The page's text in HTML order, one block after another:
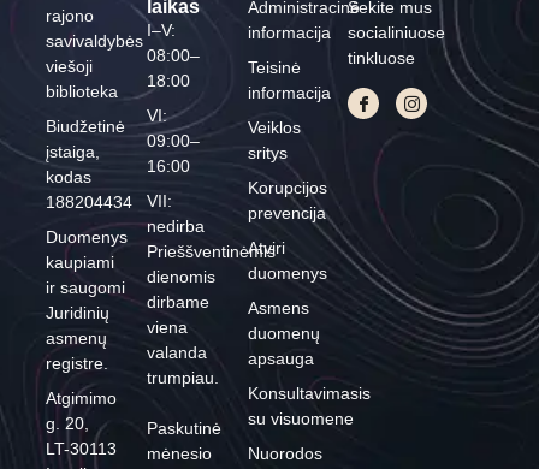
rajono
savivaldybės
viešoji
biblioteka
Biudžetinė
įstaiga,
kodas
188204434
Duomenys
kaupiami
ir saugomi
Juridinių
asmenų
registre.
Atgimimo
g. 20,
LT-30113
laikas
I–V:
08:00–
18:00
VI:
09:00–
16:00
VII:
nedirba
Prieššventinėmis
dienomis
dirbame
viena
valanda
trumpiau.
Paskutinė
mėnesio
Administracinė
informacija
Teisinė
informacija
Veiklos
sritys
Korupcijos
prevencija
Atviri
duomenys
Asmens
duomenų
apsauga
Konsultavimasis
su visuomene
Nuorodos
Sekite mus
socialiniuose
tinkluose